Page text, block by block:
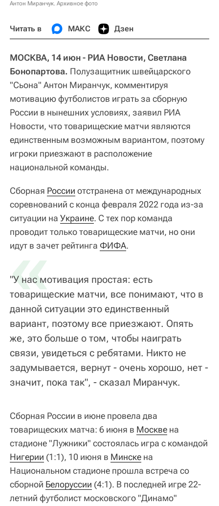
Антон Миранчук. Архивное фото
Читать в МАКС Дзен
МОСКВА, 14 июн - РИА Новости, Светлана
Бонопартова. Полузащитник швейцарского
"Сьона" Антон Миранчук, комментируя
мотивацию футболистов играть за сборную
России в нынешних условиях, заявил РИА
Новости, что товарищеские матчи являются
единственным возможным вариантом, поэтому
игроки приезжают в расположение
национальной команды.
Сборная России отстранена от международных
соревнований с конца февраля 2022 года из-за
ситуации на Украине. С тех пор команда
проводит только товарищеские матчи, но они
идут в зачет рейтинга ФИФА.
«
"У нас мотивация простая: есть
товарищеские матчи, все понимают, что в
данной ситуации это единственный
вариант, поэтому все приезжают. Опять
же, это больше о том, чтобы наиграть
связи, увидеться с ребятами. Никто не
задумывается, вернут - очень хорошо, нет -
значит, пока так", - сказал Миранчук.
Сборная России в июне провела два
товарищеских матча: 6 июня в Москве на
стадионе "Лужники" состоялась игра с командой
Нигерии (1:1), 10 июня в Минске на
Национальном стадионе прошла встреча со
сборной Белоруссии (4:1). В последней игре 22-
летний футболист московского "Динамо"